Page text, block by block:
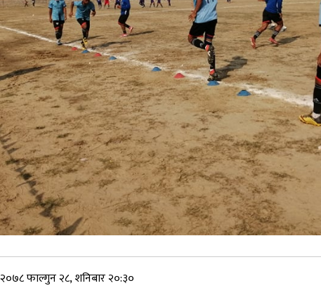
२०७८ फाल्गुन २८, शनिबार २०:३०